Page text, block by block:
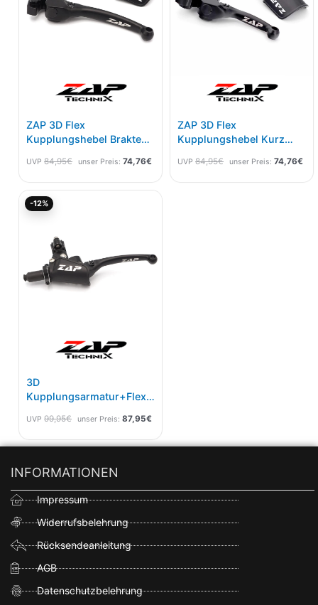
ZAP 3D Flex
Kupplungshebel Braktec
Husqvarna TE/FE 22-
UVP 84,95€ unser Preis: 74,76€
ZAP 3D Flex
Kupplungshebel Kurz
KTM/HSQ/GG/Sherco 06-
UVP 84,95€ unser Preis: 74,76€
-12%
3D
Kupplungsarmatur+Flexhebel
Edition!
UVP 99,95€ unser Preis: 87,95€
INFORMATIONEN
Impressum
Widerrufsbelehrung
Rücksendeanleitung
AGB
Datenschutzbelehrung